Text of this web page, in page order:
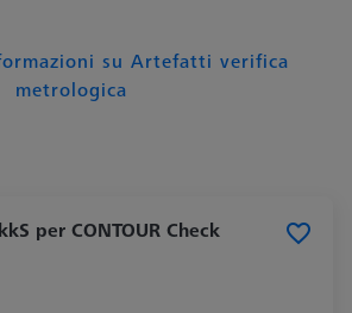
su Artefatti verifica
metrologica
per CONTOUR Check